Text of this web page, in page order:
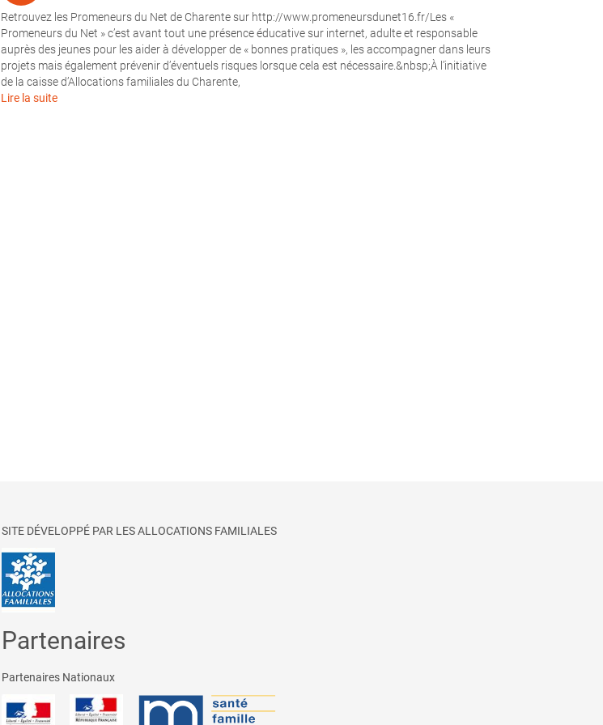
Retrouvez les Promeneurs du Net de Charente sur http://www.promeneursdunet16.fr/Les «
Promeneurs du Net » c’est avant tout une présence éducative sur internet, adulte et responsable
auprès des jeunes pour les aider à développer de « bonnes pratiques », les accompagner dans leurs
projets mais également prévenir d’éventuels risques lorsque cela est nécessaire.&nbsp;À l’initiative
de la caisse d’Allocations familiales du Charente,
Lire la suite
SITE DÉVELOPPÉ PAR LES ALLOCATIONS FAMILIALES
Partenaires
Partenaires Nationaux